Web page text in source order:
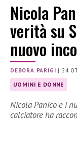
Nicola
verità su
nuovo
DEBORA PARIGI | 24
UOMINI E DONNE
Nicola Panico e i
calciatore ha